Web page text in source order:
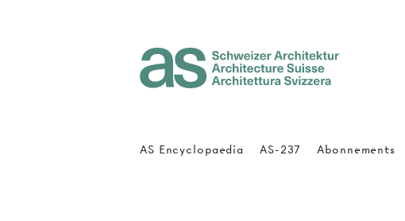
AS Encyclopaedia AS-237 Abonnements